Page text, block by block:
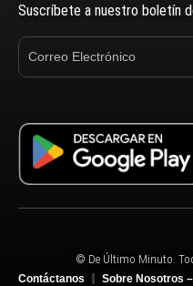
Suscríbete a nuestro boletín
© De Último Minuto.
Contáctanos
Sobre Nosotros